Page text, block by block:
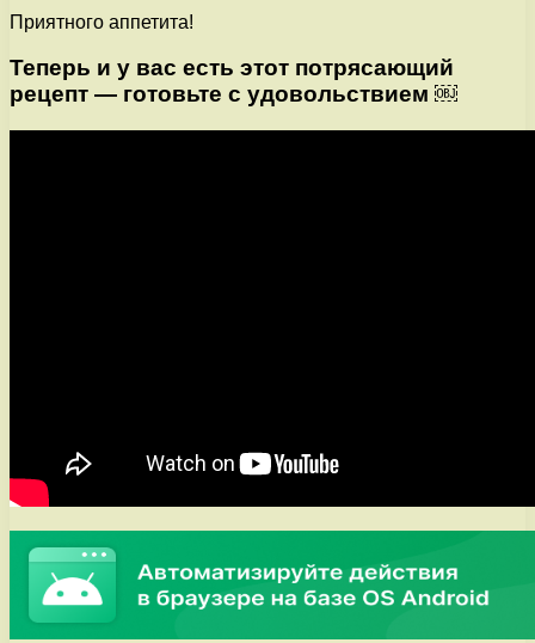
Приятного аппетита!
Теперь и у вас есть этот потрясающий
рецепт — готовьте с удовольствием ￼